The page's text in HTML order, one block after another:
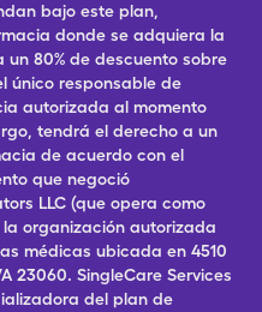
bajo este plan,
donde se adquiera la
80% de descuento sobre
único responsable de
autorizada al momento
tendrá el derecho a un
de acuerdo con el
que negoció
LLC (que opera como
la organización autorizada
médicas ubicada en 4510
23060. SingleCare Services
del plan de